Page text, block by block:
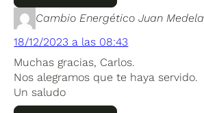
Cambio Energético Juan Medela
18/12/2023 a las 08:43
Muchas gracias, Carlos.
Nos alegramos que te haya servido.
Un saludo